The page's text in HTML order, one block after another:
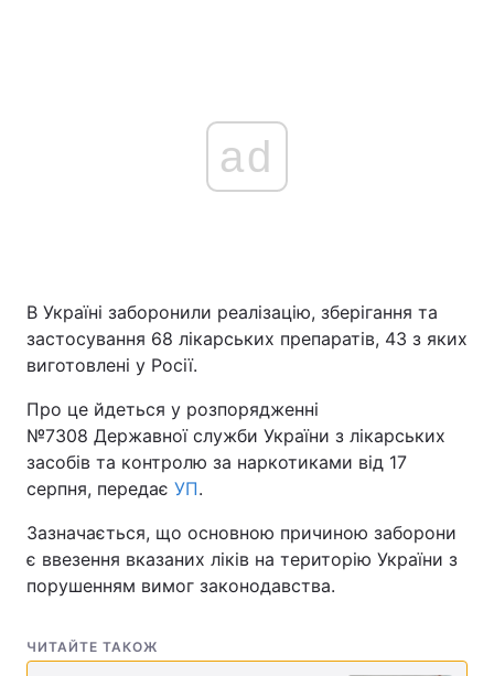
ad
В Україні заборонили реалізацію, зберігання та
застосування 68 лікарських препаратів, 43 з яких
виготовлені у Росії.
Про це йдеться у розпорядженні
№7308 Державної служби України з лікарських
засобів та контролю за наркотиками від 17
серпня, передає УП.
Зазначається, що основною причиною заборони
є ввезення вказаних ліків на територію України з
порушенням вимог законодавства.
ЧИТАЙТЕ ТАКОЖ